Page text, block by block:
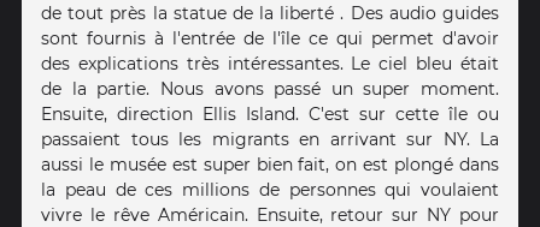
de tout près la statue de la liberté . Des audio guides
sont fournis à l'entrée de l'île ce qui permet d'avoir
des explications très intéressantes. Le ciel bleu était
de la partie. Nous avons passé un super moment.
Ensuite, direction Ellis Island. C'est sur cette île ou
passaient tous les migrants en arrivant sur NY. La
aussi le musée est super bien fait, on est plongé dans
la peau de ces millions de personnes qui voulaient
vivre le rêve Américain. Ensuite, retour sur NY pour